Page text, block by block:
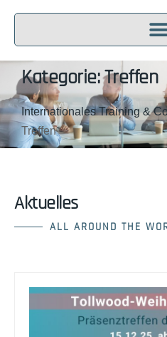
Kategorie: Treffen
Internationales Training &
Treffen
Aktuelles
ALL AROUND THE